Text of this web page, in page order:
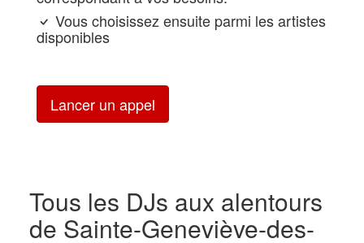
Vous choisissez ensuite parmi les artistes
disponibles
Lancer un appel
Tous les DJs aux alentours
de Sainte-Geneviève-des-